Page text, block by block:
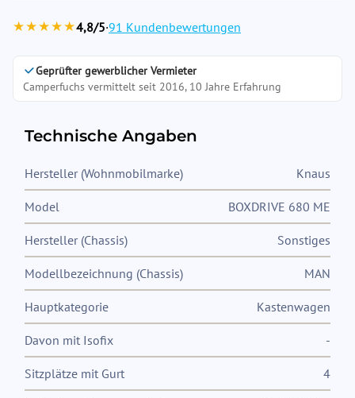
★★★★★4,8/5·91 Kundenbewertungen
Geprüfter gewerblicher Vermieter
Camperfuchs vermittelt seit 2016, 10 Jahre Erfahrung
Technische Angaben
Hersteller (Wohnmobilmarke) Knaus
Model BOXDRIVE 680 ME
Hersteller (Chassis) Sonstiges
Modellbezeichnung (Chassis) MAN
Hauptkategorie Kastenwagen
Davon mit Isofix -
Sitzplätze mit Gurt 4